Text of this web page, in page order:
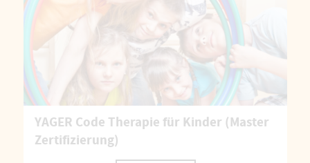
YAGER Code Therapie für Kinder (Master
Zertifizierung)